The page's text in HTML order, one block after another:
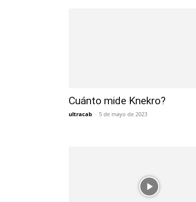
Cuánto mide Knekro?
ultracab - 5 de mayo de 2023